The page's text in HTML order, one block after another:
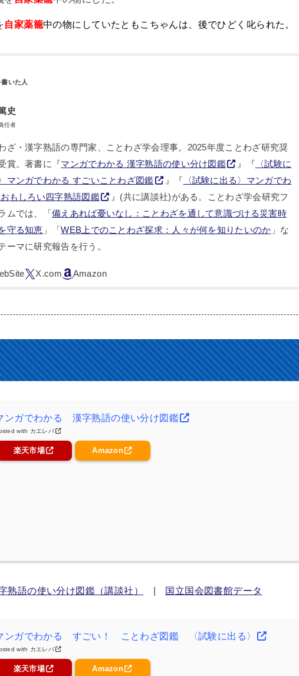
自家薬籠中の物にしていたともこちゃんは、後でひどく叱られた。
史
任者
ざ・漢字熟語の専門家、ことわざ学会理事。2025年度ことわざ研究奨
賞。著書に『マンガでわかる 漢字熟語の使い分け図鑑 』『 〈試験に
マンガでわかる すごいことわざ図鑑
』『 〈試験に出る〉マンガでわ
もしろい四字熟語図鑑
』(共に講談社)がある。ことわざ学会研究フ
ムでは、「備えあれば憂いなし：ことわざを通して意識づける災害時
守る知恵 」「WEB上でのことわざ探求：人々が何を知りたいのか 」な
ーマに研究報告を行う。
ンガでわかる 漢字熟語の使い分け図鑑
with カエレバ
楽天市場 Amazon
熟語の使い分け図鑑（講談社） | 国立国会図書館データ
ンガでわかる すごい！ ことわざ図鑑 〈試験に出る〉
with カエレバ
楽天市場 Amazon